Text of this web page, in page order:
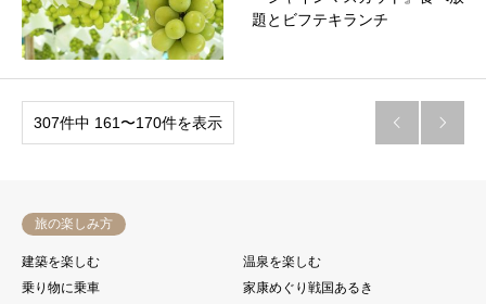
題とビフテキランチ
307件中 161〜170件を表示  
旅の楽しみ方
建築を楽しむ
温泉を楽しむ
乗り物に乗車
家康めぐり戦国あるき